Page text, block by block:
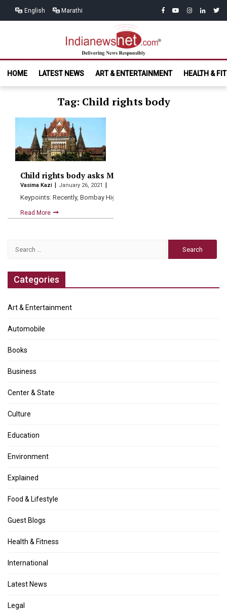
English Marathi facebook
youtubeinstagram
linkedin
India News
Net.com
HOME
LATEST NEWS ART & ENTERTAINMENT HEALTH &
Tag: Child rights body
Child rights body asks Maharashtra government to
Vasima Kazi January 26, 2021
Keypoints: Recently, Bombay High Court judgment had said that an…
Read More
Categories
Art & Entertainment
Automobile
Books
Business
Center & State
Culture
Education
Environment
Explained
Food & Lifestyle
Guest Blogs
Health & Fitness
International
Latest News
Legal